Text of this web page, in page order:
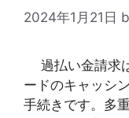
2024年1月21日
過払い金請求
ードのキャッシ
手続きです。多